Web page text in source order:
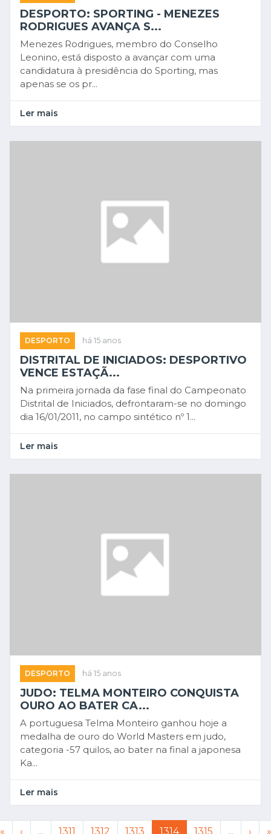
DESPORTO: SPORTING - MENEZES
RODRIGUES AVANÇA S...
Menezes Rodrigues, membro do Conselho
Leonino, está disposto a avançar com uma
candidatura à presidência do Sporting, mas
apenas se os pr...
Ler mais
DESPORTO há 15 anos
DISTRITAL DE INICIADOS: DESPORTIVO
VENCE ESTAÇÃ...
Na primeira jornada da fase final do Campeonato
Distrital de Iniciados, defrontaram-se no domingo
dia 16/01/2011, no campo sintético nº 1...
Ler mais
DESPORTO há 15 anos
JUDO: TELMA MONTEIRO CONQUISTA
OURO AO BATER CA...
A portuguesa Telma Monteiro ganhou hoje a
medalha de ouro do World Masters em judo,
categoria -57 quilos, ao bater na final a japonesa
Ka...
Ler mais
« ‹ ... 1311 1312 1313 1314 1315 ... › »